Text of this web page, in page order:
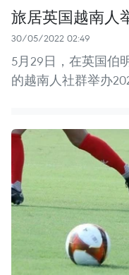
旅居英国越南人
30/05/2022 02:49
5月29日，在英国伯
的越南人社群举办